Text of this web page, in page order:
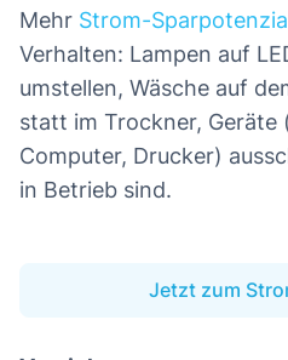
Mehr Strom-
Verhalten: Lampen auf
umstellen, Wäsche auf
statt im Trockner, Geräte
Computer, Drucker)
in Betrieb sind.
Jetzt zum